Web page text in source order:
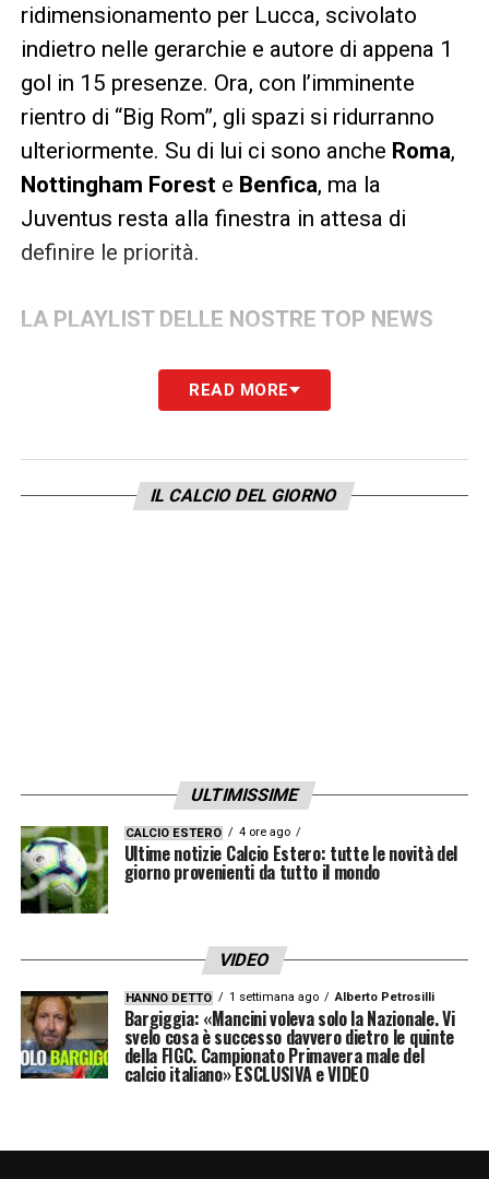
ridimensionamento per Lucca, scivolato
indietro nelle gerarchie e autore di appena 1
gol in 15 presenze. Ora, con l’imminente
rientro di “Big Rom”, gli spazi si ridurranno
ulteriormente. Su di lui ci sono anche Roma,
Nottingham Foreste Benfica, ma la
Juventus resta alla finestra in attesa di
definire le priorità.
LA PLAYLIST DELLE NOSTRE TOP NEWS
READ MORE
IL CALCIO DEL GIORNO
ULTIMISSIME
CALCIO ESTERO 4 ore ago
Ultime notizie Calcio Estero: tutte le novità del
giorno provenienti da tutto il mondo
VIDEO
HANNO DETTO 1 settimana ago Alberto Petrosilli
Bargiggia: «Mancini voleva solo la Nazionale. Vi
svelo cosa è successo davvero dietro le quinte
della FIGC. Campionato Primavera male del
calcio italiano» ESCLUSIVA e VIDEO